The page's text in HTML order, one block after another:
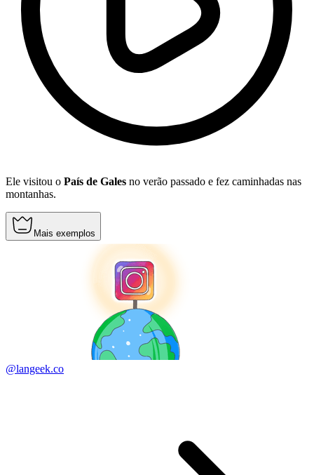
Ele visitou o País de Gales no verão passado e fez caminhadas nas
montanhas.
Mais exemplos
@langeek.co